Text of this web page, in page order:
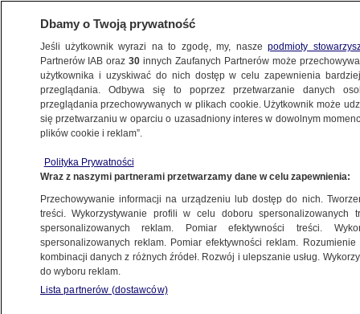
METEO
NAJNOWSZE
Co łączy reportera TVN24 BiS, Toma
Hanksa i Stephena Hawkinga? Coś
"fantastycznego"
CIEKAWOSTKI
Międzykontynentalny teleskop zbada
początki Wszechświata
Dbamy o Twoją prywatność
Jeśli użytkownik wyrazi na to zgodę, my, naszepodmioty
Partnerów IAB oraz30 innych Zaufanych Partnerów może
użytkownika i uzyskiwać do nich dostęp w celu zapewnienia
przeglądania. Odbywa się to poprzez przetwarzanie danych
przeglądania przechowywanych w plikach cookie. Użytkownik może
się przetwarzaniu w oparciu o uzasadniony interes w dowolnym
plików cookie i reklam”.
Polityka Prywatności
Wraz z naszymi partnerami przetwarzamy dane w celu zapewnienia:
Przechowywanie informacji na urządzeniu lub dostęp do nich.
treści. Wykorzystywanie profili w celu doboru spersonalizowanych
spersonalizowanych reklam. Pomiar efektywności treści.
spersonalizowanych reklam. Pomiar efektywności reklam.
kombinacji danych z różnych źródeł. Rozwój i ulepszanie usług.
do wyboru reklam.
Lista partnerów (dostawców)